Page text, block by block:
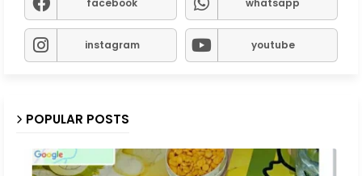
facebook whatsapp
instagram youtube
POPULAR POSTS